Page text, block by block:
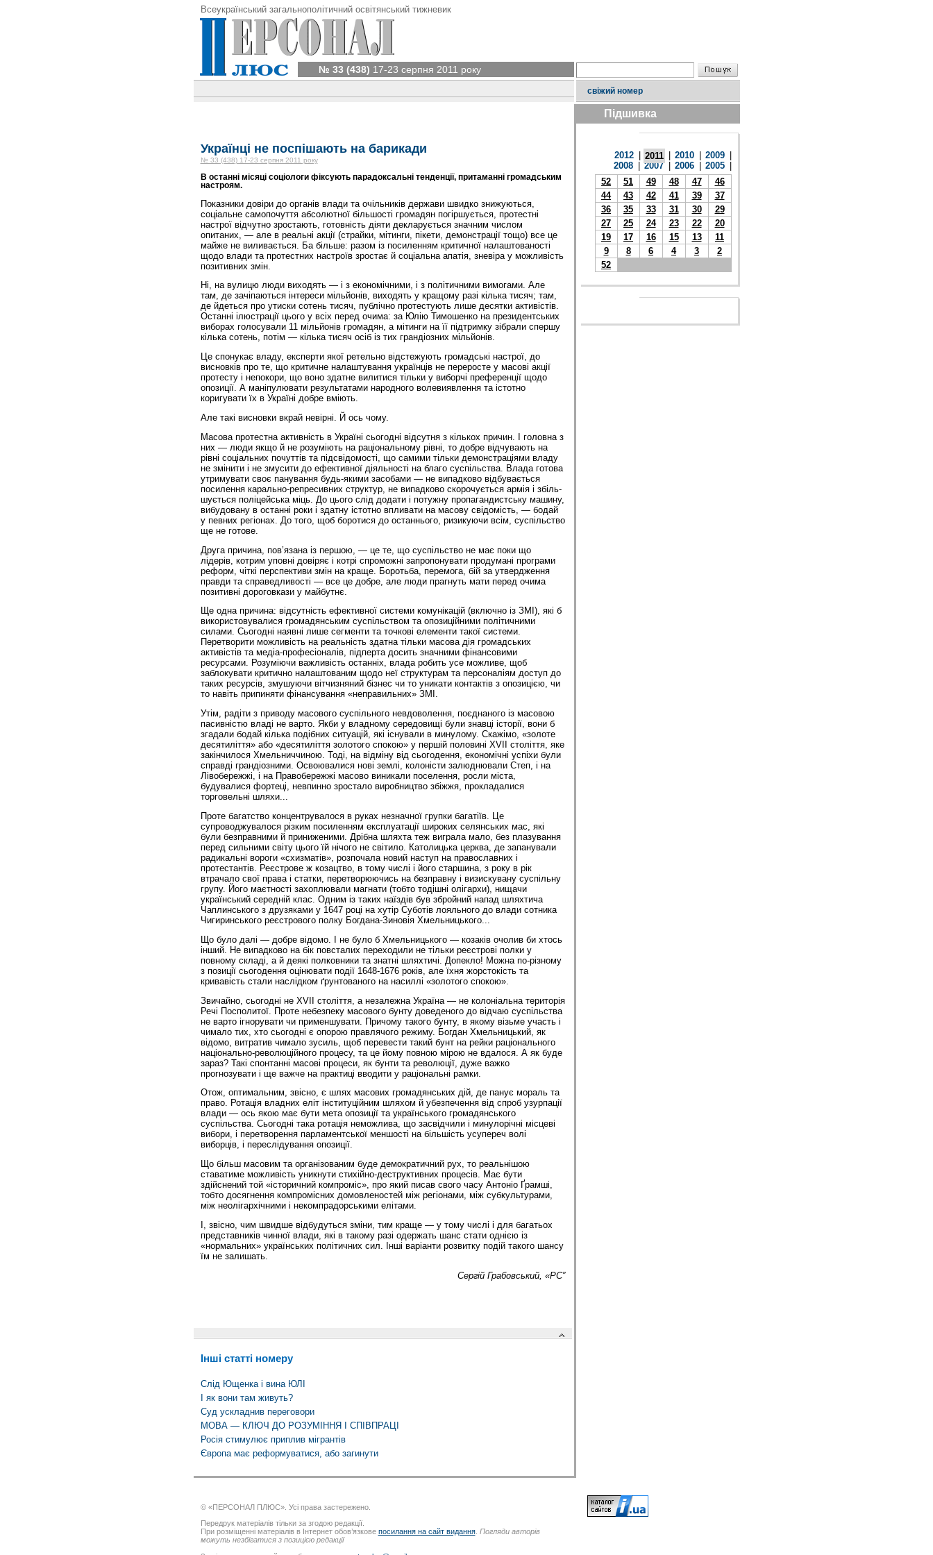
Всеукраїнський загальнополітичний освітянський тижневик
№ 33 (438) 17-23 серпня 2011 року
свіжий номер
Українці не поспішають на барикади
№ 33 (438) 17-23 серпня 2011 року
В останні місяці соціологи фіксують парадоксальні тенденції, притаманні громадським
настроям.
Показники довіри до органів влади та очільників держави швидко знижуються,
соціальне самопочуття абсолютної більшості громадян погіршується, протестні
настрої відчутно зростають, готовність діяти декларується значним числом
опитаних, — але в реальні акції (страйки, мітинги, пікети, демонстрації тощо) все це
майже не виливається. Ба більше: разом із посиленням критичної налаштованості
щодо влади та протестних настроїв зростає й соціальна апатія, зневіра у можливість
позитивних змін.
Ні, на вулицю люди виходять — і з економічними, і з політичними вимогами. Але
там, де зачіпаються інтереси мільйонів, виходять у кращому разі кілька тисяч; там,
де йдеться про утиски сотень тисяч, публічно протестують лише десятки активістів.
Останні ілюстрації цього у всіх перед очима: за Юлію Тимошенко на президентських
виборах голосували 11 мільйонів громадян, а мітинги на її підтримку зібрали спершу
кілька сотень, потім — кілька тисяч осіб із тих грандіозних мільйонів.
Це спонукає владу, експерти якої ретельно відстежують громадські настрої, до
висновків про те, що критичне налаштування українців не переросте у масові акції
протесту і непокори, що воно здатне вилитися тільки у виборчі преференції щодо
опозиції. А маніпулювати результатами народного волевиявлення та істотно
коригувати їх в Україні добре вміють.
Але такі висновки вкрай невірні. Й ось чому.
Масова протестна активність в Україні сьогодні відсутня з кількох причин. І головна з
них — люди якщо й не розуміють на раціональному рівні, то добре відчувають на
рівні соціальних почуттів та підсвідомості, що самими тільки демонстраціями владу
не змінити і не змусити до ефективної діяльності на благо суспільства. Влада готова
утримувати своє панування будь-якими засобами — не випадково відбувається
посилення карально-репресивних структур, не випадково скорочується армія і збіль­
шується поліцейська міць. До цього слід додати і потужну пропагандистську машину,
вибудовану в останні роки і здатну істотно впливати на масову свідомість, — бодай
у певних регіонах. До того, щоб боротися до останнього, ризикуючи всім, суспільство
ще не готове.
Друга причина, пов’язана із першою, — це те, що суспільство не має поки що
лідерів, котрим уповні довіряє і котрі спроможні запропонувати продумані програми
реформ, чіткі перспективи змін на краще. Боротьба, перемога, бій за утвердження
правди та справедливості — все це добре, але люди прагнуть мати перед очима
позитивні дороговкази у майбутнє.
Ще одна причина: відсутність ефективної системи комунікацій (включно із ЗМІ), які б
використовувалися громадянським суспільством та опозиційними політичними
силами. Сьогодні наявні лише сегменти та точкові елементи такої системи.
Перетворити можливість на реальність здатна тільки масова дія громадських
активістів та медіа-професіоналів, підперта досить значними фінансовими
ресурсами. Розуміючи важливість останніх, влада робить усе можливе, щоб
заблокувати критично налаштованим щодо неї структурам та персоналіям доступ до
таких ресурсів, змушуючи вітчизняний бізнес чи то уникати контактів з опозицією, чи
то навіть припиняти фінансування «неправильних» ЗМІ.
Утім, радіти з приводу масового суспільного невдоволення, поєднаного із масовою
пасивністю владі не варто. Якби у владному середовищі були знавці історії, вони б
згадали бодай кілька подібних ситуацій, які існували в минулому. Скажімо, «золоте
десятиліття» або «десятиліття золотого спокою» у першій половині XVII століття, яке
закінчилося Хмельниччиною. Тоді, на відміну від сьогодення, економічні успіхи були
справді грандіозними. Освоювалися нові землі, колоністи залюднювали Степ, і на
Лівобережжі, і на Правобережжі масово виникали поселення, росли міста,
будувалися фортеці, невпинно зростало виробництво збіжжя, прокладалися
торговельні шляхи...
Проте багатство концентрувалося в руках незначної групки багатіїв. Це
супроводжувалося різким посиленням експлуатації широких селянських мас, які
були безправними й приниженими. Дрібна шляхта теж виграла мало, без плазування
перед сильними світу цього їй нічого не світило. Католицька церква, де запанували
радикальні вороги «схизматів», розпочала новий наступ на православних і
протестантів. Реєстрове ж козацтво, в тому числі і його старшина, з року в рік
втрачало свої права і статки, перетворюючись на безправну і визискувану суспільну
групу. Його маєтності захоплювали магнати (тобто тодішні олігархи), нищачи
український середній клас. Одним із таких наїздів був збройний напад шляхтича
Чаплинського з друзяками у 1647 році на хутір Суботів лояльного до влади сотника
Чигиринського реєстрового полку Богдана-Зиновія Хмельницького...
Що було далі — добре відомо. І не було б Хмельницького — козаків очолив би хтось
інший. Не випадково на бік повсталих переходили не тільки реєстрові полки у
повному складі, а й деякі полковники та знатні шляхтичі. Допекло! Можна по-різному
з позиції сьогодення оцінювати події 1648-1676 років, але їхня жорстокість та
кривавість стали наслідком ґрунтованого на насиллі «золотого спокою».
Звичайно, сьогодні не XVII століття, а незалежна Україна — не колоніальна територія
Речі Посполитої. Проте небезпеку масового бунту доведеного до відчаю суспільства
не варто ігнорувати чи применшувати. Причому такого бунту, в якому візьме участь і
чимало тих, хто сьогодні є опорою правлячого режиму. Богдан Хмельницький, як
відомо, витратив чимало зусиль, щоб перевести такий бунт на рейки раціонального
національно-революційного процесу, та це йому повною мірою не вдалося. А як буде
зараз? Такі спонтанні масові процеси, як бунти та революції, дуже важко
прогнозувати і ще важче на практиці вводити у раціональні рамки.
Отож, оптимальним, звісно, є шлях масових громадянських дій, де панує мораль та
право. Ротація владних еліт інституційним шляхом й убезпечення від спроб узурпації
влади — ось якою має бути мета опозиції та українського громадянського
суспільства. Сьогодні така ротація неможлива, що засвідчили і минулорічні місцеві
вибори, і перетворення парламентської меншості на більшість усупереч волі
виборців, і переслідування опозиції.
Що більш масовим та організованим буде демократичний рух, то реальнішою
ставатиме можливість уникнути стихійно-деструктивних процесів. Має бути
здійснений той «історичний компроміс», про який писав свого часу Антоніо Ґрамші,
тобто досягнення компромісних домовленостей між регіонами, між субкультурами,
між неолігархічними і некомпрадорськими елітами.
І, звісно, чим швидше відбудуться зміни, тим краще — у тому числі і для багатьох
представників чинної влади, які в такому разі одержать шанс стати однією із
«нормальних» українських політичних сил. Інші варіанти розвитку подій такого шансу
їм не залишать.
Сергій Грабовський, «РС”
Інші статті номеру
Слід Ющенка і вина ЮЛІ
І як вони там живуть?
Суд ускладнив переговори
МОВА — КЛЮЧ ДО РОЗУМІННЯ І СПІВПРАЦІ
Росія стимулює приплив мігрантів
Європа має реформуватися, або загинути
Підшивка
2012 2011 2010 2009
2008
2007 2006 2005
52
51 49 48 47
46
44
43 42 41 39
37
36
35 33 31 30
29
27
25 24 23 22
20
19
17 16 15 13
11
9
8 6 4 3
2
52
© «ПЕРСОНАЛ ПЛЮС». Усі права застережено.
Передрук матеріалів тільки за згодою редакції.
При розміщенні матеріалів в Інтернет обов’язкове посилання на сайт видання. Погляди авторів
можуть незбігатися з позицією редакції